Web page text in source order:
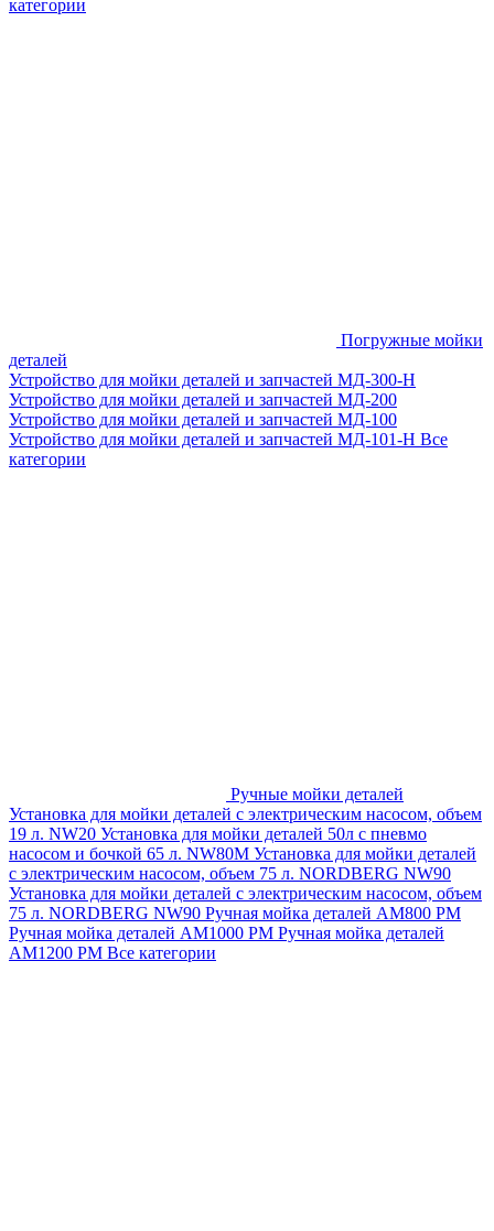
категории
Погружные мойки
деталей
Устройство для мойки деталей и запчастей МД-300-H
Устройство для мойки деталей и запчастей МД-200
Устройство для мойки деталей и запчастей МД-100
Устройство для мойки деталей и запчастей МД-101-Н Все
категории
Ручные мойки деталей
Установка для мойки деталей с электрическим насосом, объем
19 л. NW20 Установка для мойки деталей 50л с пневмо
насосом и бочкой 65 л. NW80M Установка для мойки деталей
с электрическим насосом, объем 75 л. NORDBERG NW90
Установка для мойки деталей с электрическим насосом, объем
75 л. NORDBERG NW90 Ручная мойка деталей АМ800 РМ
Ручная мойка деталей АМ1000 РМ Ручная мойка деталей
АМ1200 РМ Все категории